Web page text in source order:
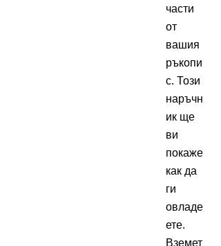
части
от
вашия
ръкопи
с. Този
наръчн
ик ще
ви
покаже
как да
ги
овладе
ете.
Вземет